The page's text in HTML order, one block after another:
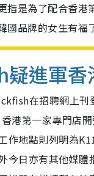
指是為了配合香港
國品牌的女生有福
進軍香
在招聘網上刊
港第一家專門店
作地點則列明為
今日亦有其他媒